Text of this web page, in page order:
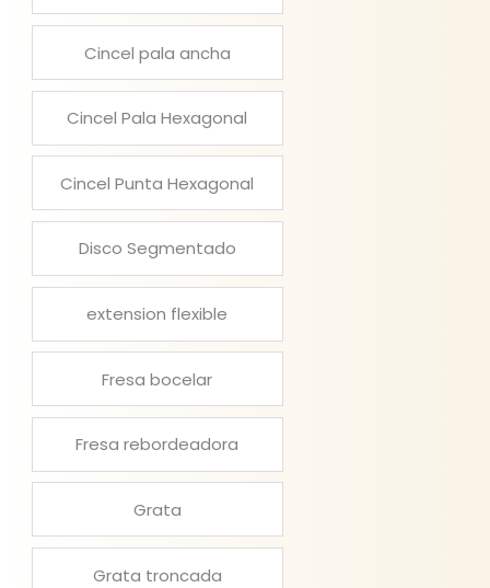
Cincel pala ancha
Cincel Pala Hexagonal
Cincel Punta Hexagonal
Disco Segmentado
extension flexible
Fresa bocelar
Fresa rebordeadora
Grata
Grata troncada